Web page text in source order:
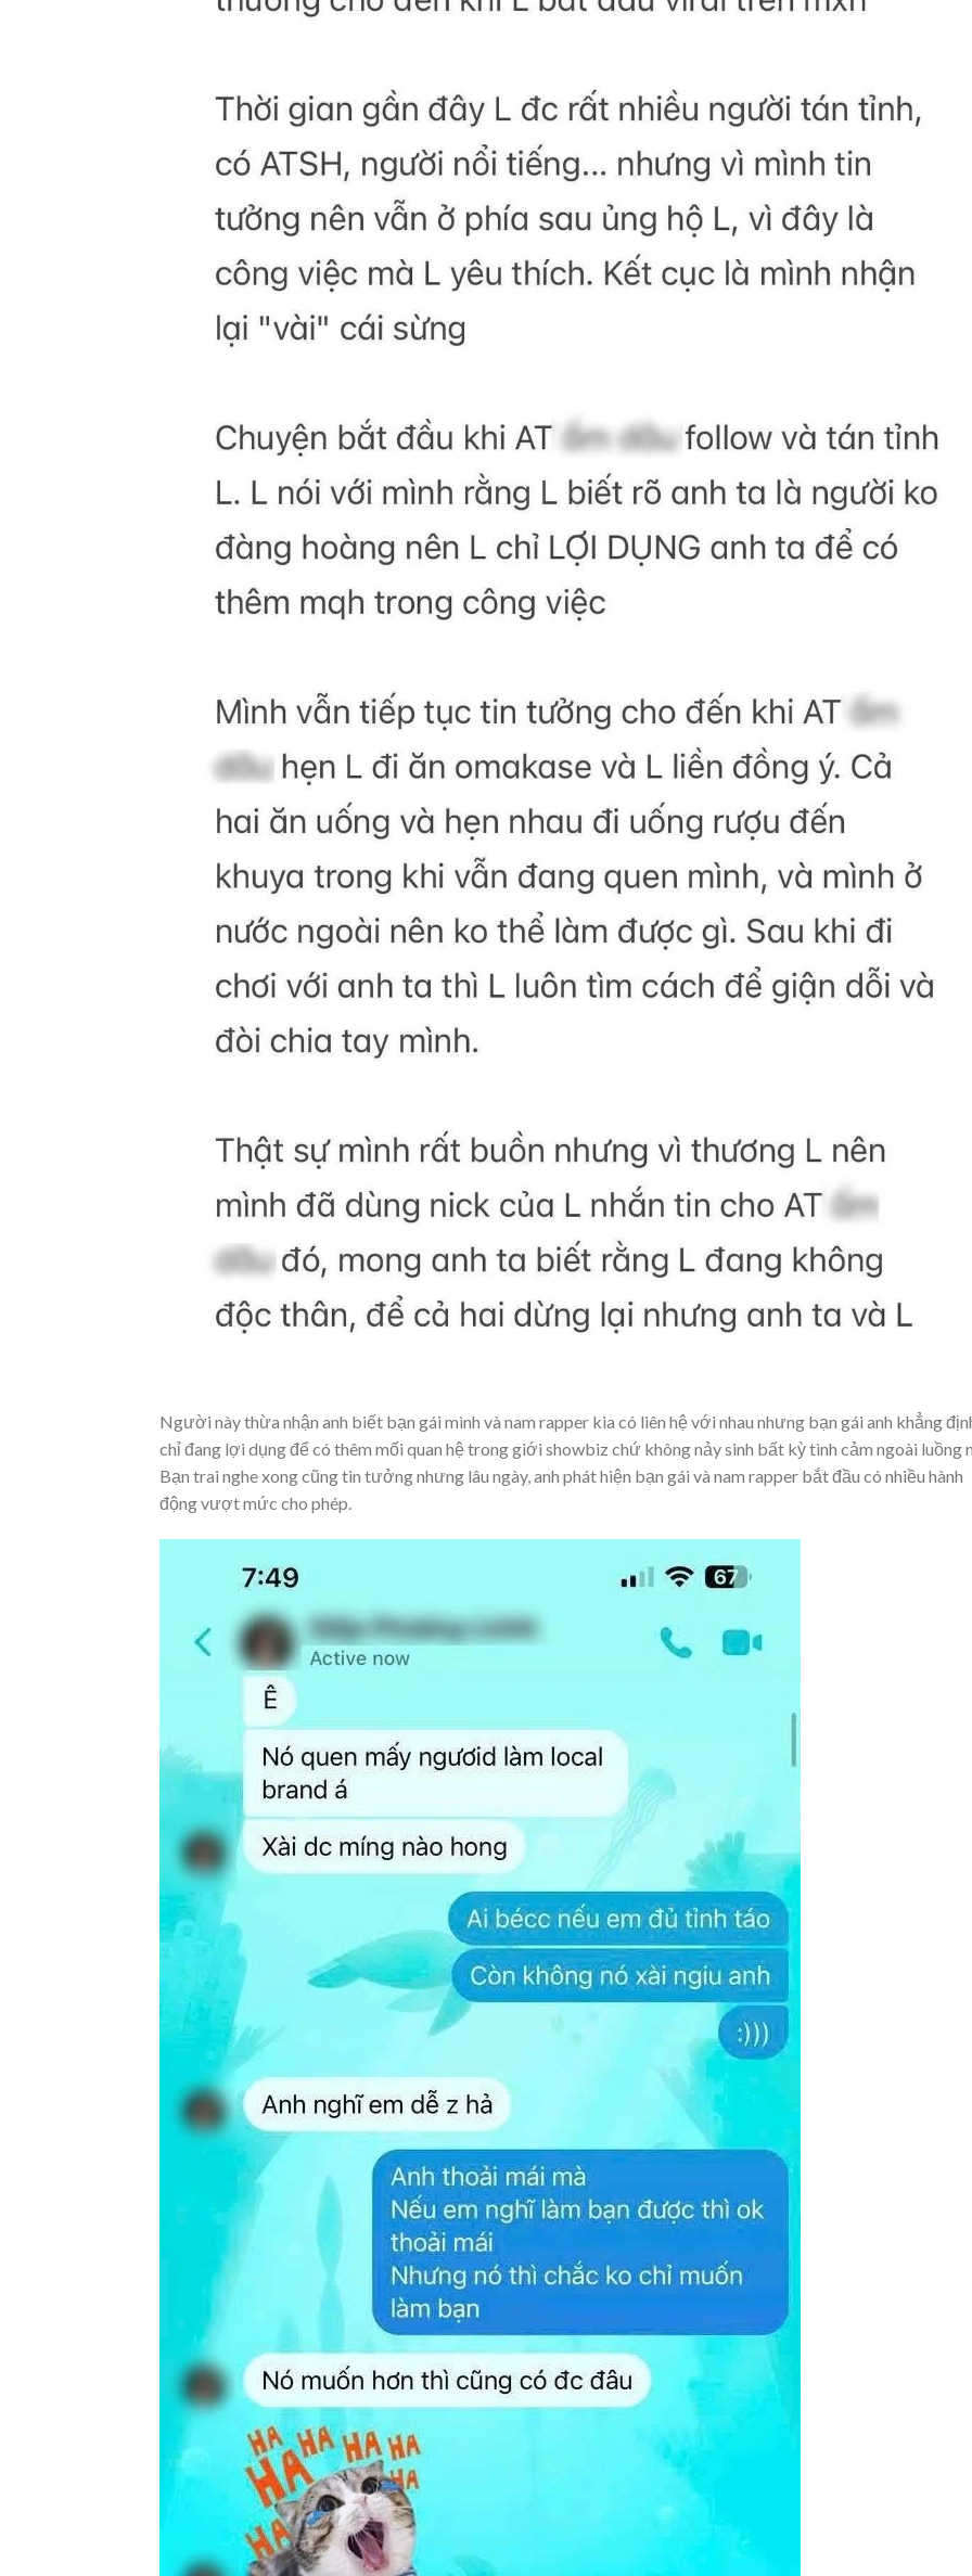
Người này thừa nhận anh biết bạn gái mình và nam rapper kia có liên hệ với nhau nhưng bạn gái anh khẳng
chỉ đang lợi dụng để có thêm mối quan hệ trong giới showbiz chứ không nảy sinh bất kỳ tình cảm ngoài luồng
Bạn trai nghe xong cũng tin tưởng nhưng lâu ngày, anh phát hiện bạn gái và nam rapper bắt đầu có nhiều hành
động vượt mức cho phép.